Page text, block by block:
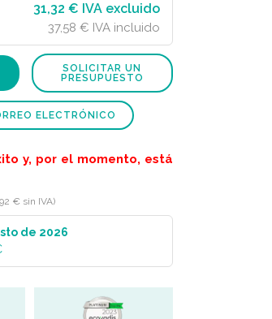
31,32 € IVA excluido
37,58 € IVA incluido
SOLICITAR UN
PRESUPUESTO
ELECTRÓNICO
y, por el momento, está
€ sin IVA)
de 2026